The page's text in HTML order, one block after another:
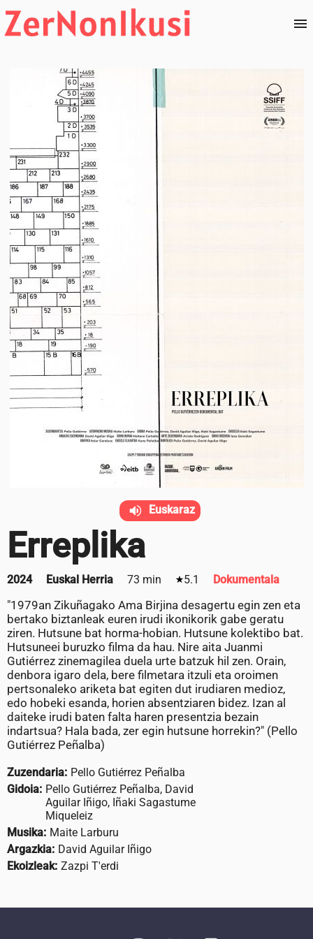
Erreplika
2024 Euskal Herria 73 min 5.1 Dokumentala
"1979an Zikuñagako Ama Birjina desagertu egin zen eta
bertako biztanleak euren irudi ikonikorik gabe geratu
ziren. Hutsune bat horma-hobian. Hutsune kolektibo bat.
Hutsuneei buruzko filma da hau. Nire aita Juanmi
Gutiérrez zinemagilea duela urte batzuk hil zen. Orain,
denbora igaro dela, bere filmetara itzuli eta oroimen
pertsonaleko ariketa bat egiten dut irudiaren medioz,
edo hobeki esanda, horien absentziaren bidez. Izan al
daiteke irudi baten falta haren presentzia bezain
indartsua? Hala bada, zer egin hutsune horrekin?" (Pello
Gutiérrez Peñalba)
Zuzendaria: Pello Gutiérrez Peñalba
Gidoia: Pello Gutiérrez Peñalba, David
Aguilar Iñigo, Iñaki Sagastume
Miqueleiz
Musika: Maite Larburu
Argazkia: David Aguilar Iñigo
Ekoizleak: Zazpi T'erdi
Euskaraz